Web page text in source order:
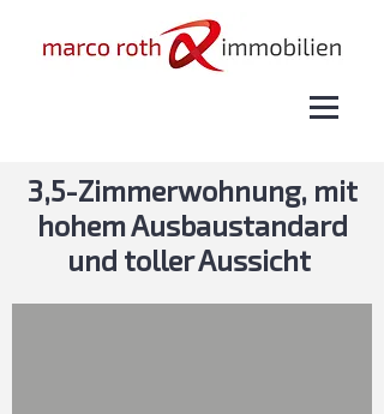
3,5-Zimmerwohnung, mit
hohem Ausbaustandard
und toller Aussicht